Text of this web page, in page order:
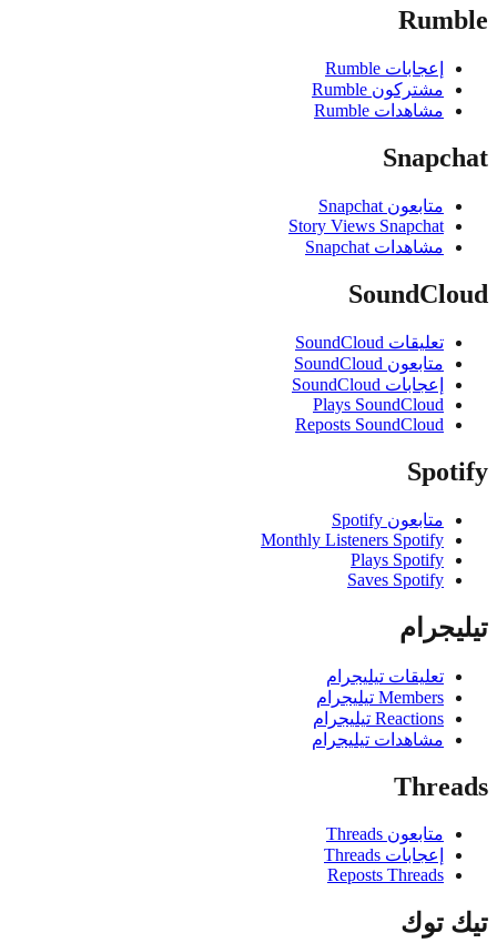
إعجابات Rumble
مشتركون Rumble
مشاهدات Rumble
متابعون Snapchat
Story Views Snapchat
مشاهدات Snapchat
تعليقات SoundCloud
متابعون SoundCloud
إعجابات SoundCloud
Plays SoundCloud
Reposts SoundCloud
متابعون Spotify
Monthly Listeners Spotify
Plays Spotify
Saves Spotify
تعليقات تيليجرام
Members تيليجرام
Reactions تيليجرام
مشاهدات تيليجرام
متابعون Threads
إعجابات Threads
Reposts Threads
توك